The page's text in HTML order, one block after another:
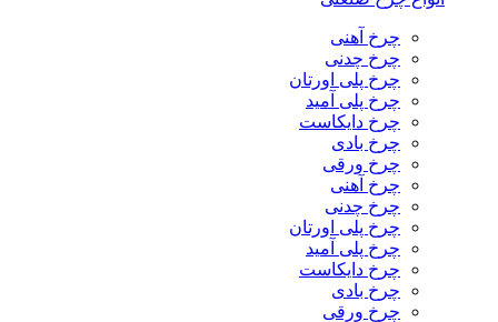
چرخ آهنی
چرخ چدنی
چرخ پلی اورتان
چرخ پلی آمید
چرخ دایکاست
چرخ بادی
چرخ ورقی
چرخ آهنی
چرخ چدنی
چرخ پلی اورتان
چرخ پلی آمید
چرخ دایکاست
چرخ بادی
چرخ ورقی